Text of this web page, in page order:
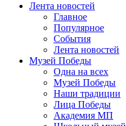
Лента новостей
Главное
Популярное
События
Лента новостей
Музей Победы
Одна на всех
Музей Победы
Наши традиции
Лица Победы
Академия МП